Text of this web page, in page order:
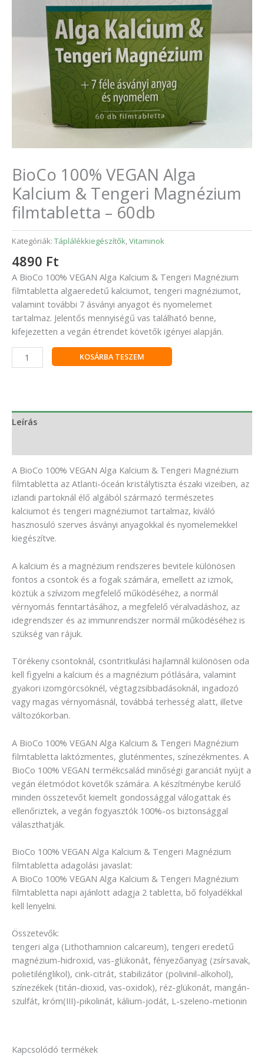
BioCo 100% VEGAN Alga
Kalcium & Tengeri Magnézium
filmtabletta – 60db
Kategóriák: Táplálékkiegészítők,Vitaminok
4890 Ft
A BioCo 100% VEGAN Alga Kalcium & Tengeri Magnézium
filmtabletta algaeredetű kalciumot, tengeri magnéziumot,
valamint további 7 ásványi anyagot és nyomelemet
tartalmaz. Jelentős mennyiségű vas található benne,
kifejezetten a vegán étrendet követők igényei alapján.
KOSÁRBA TESZEM
Leírás
A BioCo 100% VEGAN Alga Kalcium & Tengeri Magnézium
filmtabletta az Atlanti-óceán kristálytiszta északi vizeiben, az
izlandi partoknál élő algából származó természetes
kalciumot és tengeri magnéziumot tartalmaz, kiváló
hasznosuló szerves ásványi anyagokkal és nyomelemekkel
kiegészítve.
A kalcium és a magnézium rendszeres bevitele különösen
fontos a csontok és a fogak számára, emellett az izmok,
köztük a szívizom megfelelő működéséhez, a normál
vérnyomás fenntartásához, a megfelelő véralvadáshoz, az
idegrendszer és az immunrendszer normál működéséhez is
szükség van rájuk.
Törékeny csontoknál, csontritkulási hajlamnál különösen oda
kell figyelni a kalcium és a magnézium pótlására, valamint
gyakori izomgörcsöknél, végtagzsibbadásoknál, ingadozó
vagy magas vérnyomásnál, továbbá terhesség alatt, illetve
változókorban.
A BioCo 100% VEGAN Alga Kalcium & Tengeri Magnézium
filmtabletta laktózmentes, gluténmentes, színezékmentes. A
BioCo 100% VEGAN termékcsalád minőségi garanciát nyújt a
vegán életmódot követők számára. A készítménybe kerülő
minden összetevőt kiemelt gondossággal válogattak és
ellenőriztek, a vegán fogyasztók 100%-os biztonsággal
választhatják.
BioCo 100% VEGAN Alga Kalcium & Tengeri Magnézium
filmtabletta adagolási javaslat:
A BioCo 100% VEGAN Alga Kalcium & Tengeri Magnézium
filmtabletta napi ajánlott adagja 2 tabletta, bő folyadékkal
kell lenyelni.
Összetevők:
tengeri alga (Lithothamnion calcareum), tengeri eredetű
magnézium-hidroxid, vas-glükonát, fényezőanyag (zsírsavak,
polietilénglikol), cink-citrát, stabilizátor (polivinil-alkohol),
színezékek (titán-dioxid, vas-oxidok), réz-glükonát, mangán-
szulfát, króm(III)-pikolinát, kálium-jodát, L-szeleno-metionin
Kapcsolódó termékek